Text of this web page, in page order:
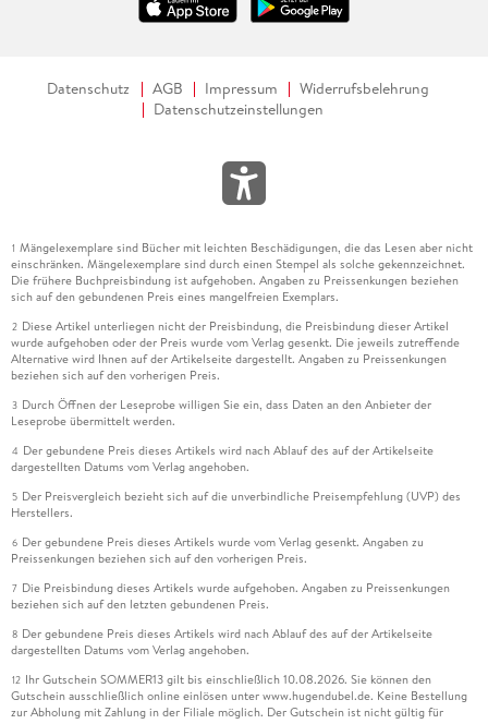
Datenschutz AGB Impressum
Widerrufsbelehrung
Datenschutzeinstellungen
1 Mängelexemplare sind Bücher mit leichten Beschädigungen, die das Lesen aber nicht
einschränken. Mängelexemplare sind durch einen Stempel als solche gekennzeichnet.
Die frühere Buchpreisbindung ist aufgehoben. Angaben zu Preissenkungen beziehen
sich auf den gebundenen Preis eines mangelfreien Exemplars.
2 Diese Artikel unterliegen nicht der Preisbindung, die Preisbindung dieser Artikel
wurde aufgehoben oder der Preis wurde vom Verlag gesenkt. Die jeweils zutreffende
Alternative wird Ihnen auf der Artikelseite dargestellt. Angaben zu Preissenkungen
beziehen sich auf den vorherigen Preis.
3 Durch Öffnen der Leseprobe willigen Sie ein, dass Daten an den Anbieter der
Leseprobe übermittelt werden.
4 Der gebundene Preis dieses Artikels wird nach Ablauf des auf der Artikelseite
dargestellten Datums vom Verlag angehoben.
5 Der Preisvergleich bezieht sich auf die unverbindliche Preisempfehlung (UVP) des
Herstellers.
6 Der gebundene Preis dieses Artikels wurde vom Verlag gesenkt. Angaben zu
Preissenkungen beziehen sich auf den vorherigen Preis.
7 Die Preisbindung dieses Artikels wurde aufgehoben. Angaben zu Preissenkungen
beziehen sich auf den letzten gebundenen Preis.
8 Der gebundene Preis dieses Artikels wird nach Ablauf des auf der Artikelseite
dargestellten Datums vom Verlag angehoben.
12 Ihr Gutschein SOMMER13 gilt bis einschließlich 10.08.2026. Sie können den
Gutschein ausschließlich online einlösen unter www.hugendubel.de. Keine Bestellung
zur Abholung mit Zahlung in der Filiale möglich. Der Gutschein ist nicht gültig für